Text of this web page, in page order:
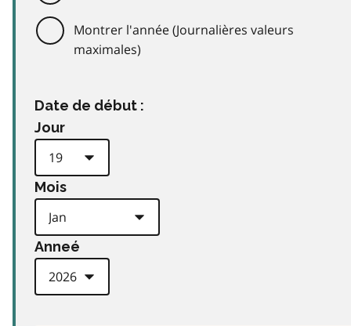
Montrer l'année (Journalières valeurs
maximales)
Date de début :
Jour
Mois
Anneé